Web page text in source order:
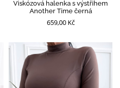
Viskózová halenka s výstřihem
Another Time černá
659,00 Kč